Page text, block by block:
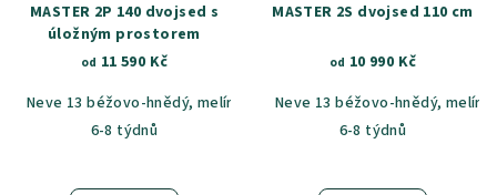
MASTER 2P 140 dvojsed s
úložným prostorem
od 11 590 Kč
Neve 13 béžovo-hnědý, melír
Neve 90 šedá, melír Castel 59
6-8 týdnů
MASTER 2S dvojsed 110 cm
od 10 990 Kč
Neve 13 béžovo-hnědý, melír
6-8 týdnů